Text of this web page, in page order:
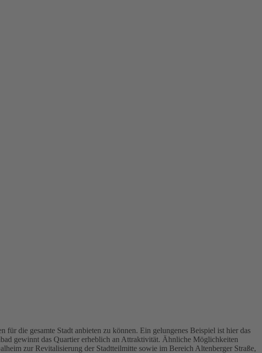
die gesamte Stadt anbieten zu können. Ein gelungenes Beispiel ist hier das
gewinnt das Quartier erheblich an Attraktivität. Ähnliche Möglichkeiten
zur Revitalisierung der Stadtteilmitte sowie im Bereich Altenberger Straße,